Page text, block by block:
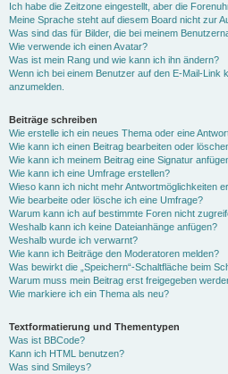
Ich habe die Zeitzone eingestellt, aber die
Meine Sprache steht auf diesem Board nicht zur
Was sind das für Bilder, die bei meinem
Wie verwende ich einen Avatar?
Was ist mein Rang und wie kann ich ihn ändern?
Wenn ich bei einem Benutzer auf den E-Mail-Link
anzumelden.
Beiträge schreiben
Wie erstelle ich ein neues Thema oder eine
Wie kann ich einen Beitrag bearbeiten oder
Wie kann ich meinem Beitrag eine Signatur
Wie kann ich eine Umfrage erstellen?
Wieso kann ich nicht mehr Antwortmöglichkeiten
Wie bearbeite oder lösche ich eine Umfrage?
Warum kann ich auf bestimmte Foren nicht
Weshalb kann ich keine Dateianhänge anfügen?
Weshalb wurde ich verwarnt?
Wie kann ich Beiträge den Moderatoren melden?
Was bewirkt die „Speichern“-Schaltfläche beim
Warum muss mein Beitrag erst freigegeben
Wie markiere ich ein Thema als neu?
Textformatierung und Thementypen
Was ist BBCode?
Kann ich HTML benutzen?
Was sind Smileys?